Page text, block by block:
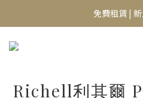
⭐️異膚救星 10
免費租賃 |
⭐️異膚救星 10
Richell利其爾